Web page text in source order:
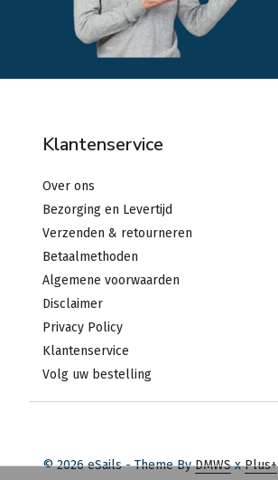
Klantenservice
Over ons
Bezorging en Levertijd
Verzenden & retourneren
Betaalmethoden
Algemene voorwaarden
Disclaimer
Privacy Policy
Klantenservice
Volg uw bestelling
© 2026 eSails - Theme ByDMWSxPlus+